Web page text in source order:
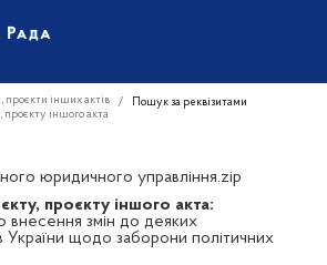
проєкти інших актів
Пошук за реквізитами
проєкту іншого акта
юридичного управління.zip
проєкту іншого акта:
внесення змін до деяких
України щодо заборони політичних